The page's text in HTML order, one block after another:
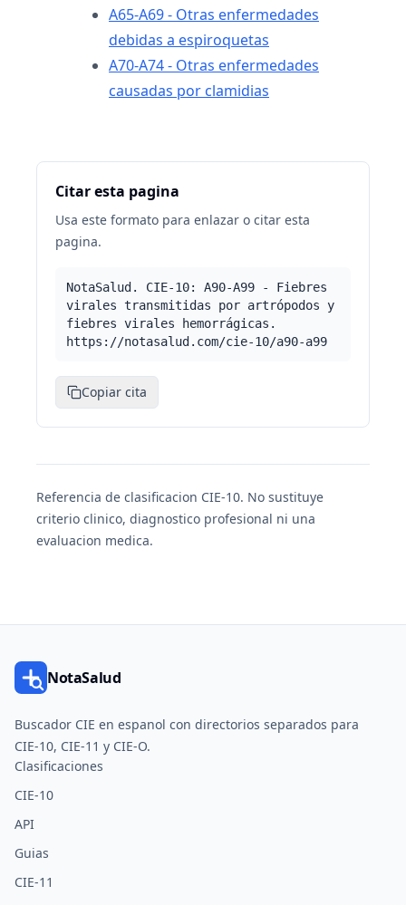
A65-A69 - Otras enfermedades
debidas a espiroquetas
A70-A74 - Otras enfermedades
causadas por clamidias
Citar esta pagina
Usa este formato para enlazar o citar esta
pagina.
NotaSalud. CIE-10: A90-A99 - Fiebres
virales transmitidas por artrópodos y
fiebres virales hemorrágicas.
https://notasalud.com/cie-10/a90-a99
Copiar cita
Referencia de clasificacion CIE-10. No sustituye
criterio clinico, diagnostico profesional ni una
evaluacion medica.
NotaSalud
Buscador CIE en espanol con directorios separados para
CIE-10, CIE-11 y CIE-O.
Clasificaciones
CIE-10
API
Guias
CIE-11